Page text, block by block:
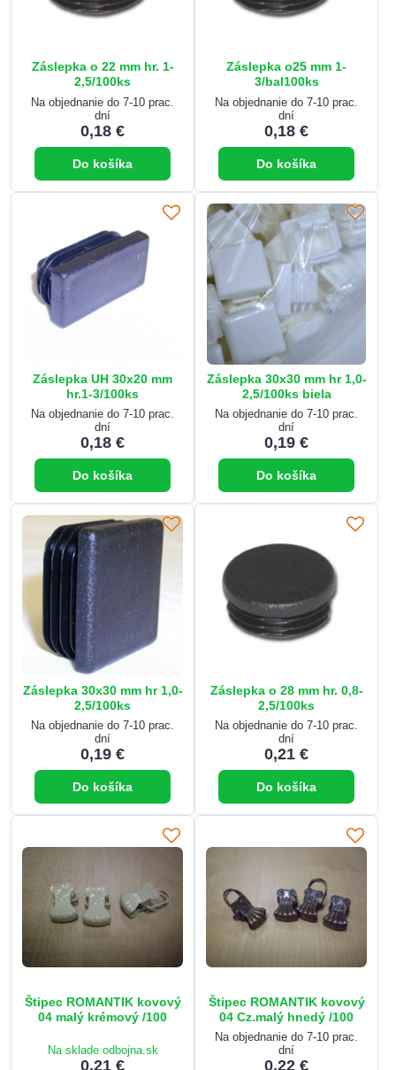
Záslepka o 22 mm hr. 1-
2,5/100ks
Na objednanie do 7-10 prac.
dní
0,18 €
Do košíka
Záslepka o25 mm 1-
3/bal100ks
Na objednanie do 7-10 prac.
dní
0,18 €
Do košíka
Záslepka UH 30x20 mm
hr.1-3/100ks
Na objednanie do 7-10 prac.
dní
0,18 €
Do košíka
Záslepka 30x30 mm hr 1,0-
2,5/100ks biela
Na objednanie do 7-10 prac.
dní
0,19 €
Do košíka
Záslepka 30x30 mm hr 1,0-
2,5/100ks
Na objednanie do 7-10 prac.
dní
0,19 €
Do košíka
Záslepka o 28 mm hr. 0,8-
2,5/100ks
Na objednanie do 7-10 prac.
dní
0,21 €
Do košíka
Štipec ROMANTIK kovový
04 malý krémový /100
Na sklade odbojna.sk
0,21 €
Štipec ROMANTIK kovový
04 Cz.malý hnedý /100
Na objednanie do 7-10 prac.
dní
0,22 €